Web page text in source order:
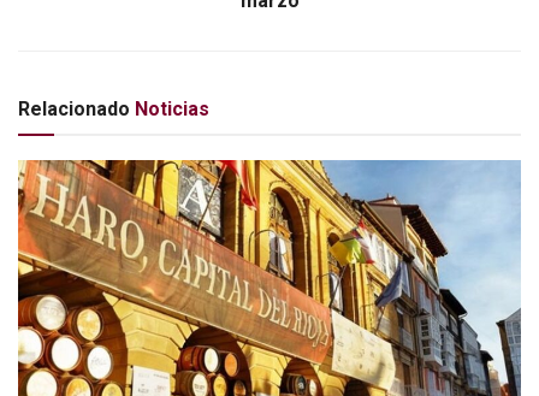
Relacionado Noticias